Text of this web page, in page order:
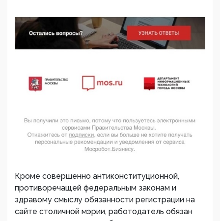
Кроме совершенно антиконституционной,
противоречащей федеральным законам и
здравому смыслу обязанности регистрации на
сайте столичной мэрии, работодатель обязан